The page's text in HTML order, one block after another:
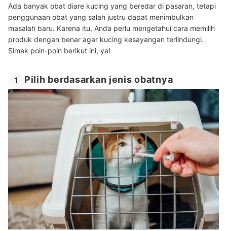
Ada banyak obat diare kucing yang beredar di pasaran, tetapi
penggunaan obat yang salah justru dapat menimbulkan
masalah baru. Karena itu, Anda perlu mengetahui cara memilih
produk dengan benar agar kucing kesayangan terlindungi.
Simak poin-poin berikut ini, ya!
1 Pilih berdasarkan jenis obatnya